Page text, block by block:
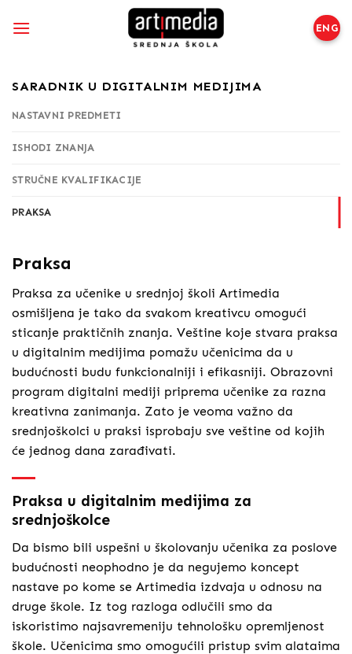
na
ENG
SARADNIK U DIGITALNIM MEDIJIMA
NASTAVNI PREDMETI
ISHODI ZNANJA
STRUČNE KVALIFIKACIJE
PRAKSA
Praksa
Praksa za učenike u srednjoj školi Artimedia
osmišljena je tako da svakom kreativcu omogući
sticanje praktičnih znanja. Veštine koje stvara praksa
u digitalnim medijima pomažu učenicima da u
budućnosti budu funkcionalniji i efikasniji. Obrazovni
program digitalni mediji priprema učenike za razna
kreativna zanimanja. Zato je veoma važno da
srednjoškolci u praksi isprobaju sve veštine od kojih
će jednog dana zarađivati.
Praksa u digitalnim medijima za
srednjoškolce
Da bismo bili uspešni u školovanju učenika za poslove
budućnosti neophodno je da negujemo koncept
nastave po kome se Artimedia izdvaja u odnosu na
druge škole. Iz tog razloga odlučili smo da
iskoristimo najsavremeniju tehnološku opremljenost
škole. Učenicima smo omogućili pristup svim alataima